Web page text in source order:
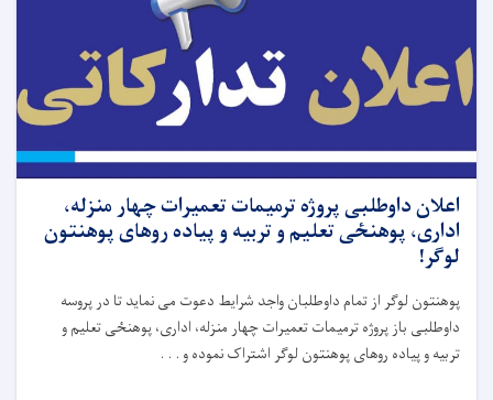
اعلان داوطلبی پروژه ترمیمات تعمیرات چهار منزله،
اداری، پوهنځی تعلیم و تربیه و پیاده روهای پوهنتون
لوگر!
پوهنتون لوگر از تمام داوطلبان واجد شرایط دعوت می نماید تا در پروسه
داوطلبی باز پروژه ترمیمات تعمیرات چهار منزله، اداری، پوهنځی تعلیم و
تربیه و پیاده روهای پوهنتون لوگر اشتراک نموده و . . .